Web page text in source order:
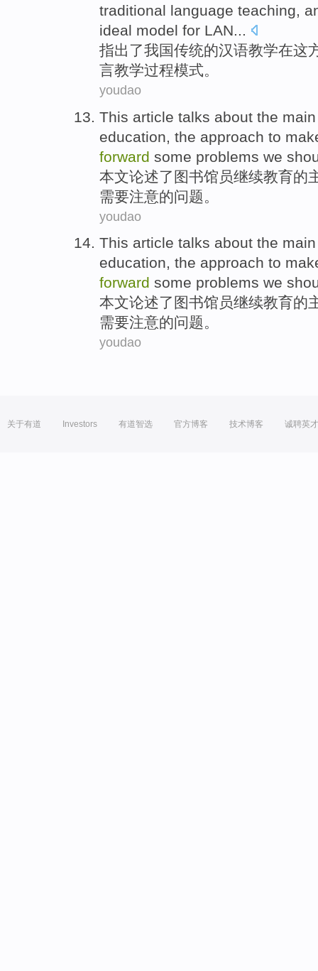
traditional language teaching,
ideal model for LAN...
指出了我国传统的汉语教学在这
言教学过程模式。
youdao
This article talks about the main
education , the approach to
forward some problems we
本文论述了 图书馆员继续教育的
需要注意的问题 。
youdao
This article talks about the main
education, the approach to
forward some problems we
本文论述了 图书馆员继续教育的
需要注意的问题。
youdao
关于有道 Investors 有道智选 官方博客 技术博客 诚聘英才